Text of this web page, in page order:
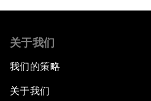
关于我们
我们的策略
关于我们